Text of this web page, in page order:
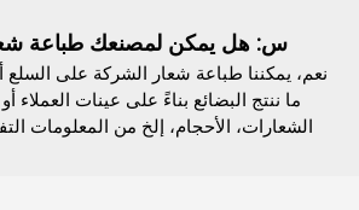
س: هل يمكن لمصنعك طباعة
نعم، يمكننا طباعة شعار الشركة على السلع
ما ننتج البضائع بناءً على عينات العملاء
الشعارات، الأحجام، إلخ من المعلومات